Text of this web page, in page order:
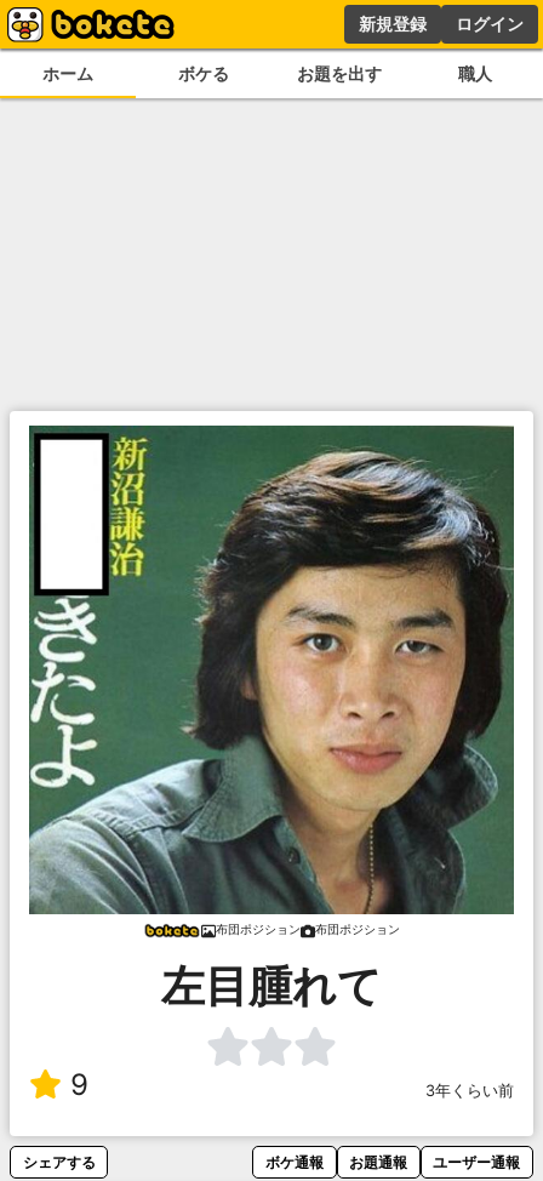
新規登録 ログイン
ホーム ボケる お題を出す 職人
布団ポジション 布団ポジション
左目腫れて
9 3年くらい前
シェアする ボケ通報 お題通報 ユーザー通報